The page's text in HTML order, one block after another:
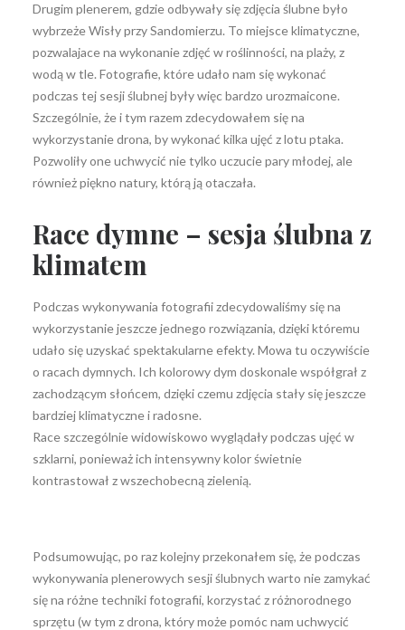
Drugim plenerem, gdzie odbywały się zdjęcia ślubne było
wybrzeże Wisły przy Sandomierzu. To miejsce klimatyczne,
pozwalajace na wykonanie zdjęć w roślinności, na plaży, z
wodą w tle. Fotografie, które udało nam się wykonać
podczas tej sesji ślubnej były więc bardzo urozmaicone.
Szczególnie, że i tym razem zdecydowałem się na
wykorzystanie drona, by wykonać kilka ujęć z lotu ptaka.
Pozwoliły one uchwycić nie tylko uczucie pary młodej, ale
również piękno natury, którą ją otaczała.
Race dymne – sesja ślubna z
klimatem
Podczas wykonywania fotografii zdecydowaliśmy się na
wykorzystanie jeszcze jednego rozwiązania, dzięki któremu
udało się uzyskać spektakularne efekty. Mowa tu oczywiście
o racach dymnych. Ich kolorowy dym doskonale współgrał z
zachodzącym słońcem, dzięki czemu zdjęcia stały się jeszcze
bardziej klimatyczne i radosne.
Race szczególnie widowiskowo wyglądały podczas ujęć w
szklarni, ponieważ ich intensywny kolor świetnie
kontrastował z wszechobecną zielenią.
Podsumowując, po raz kolejny przekonałem się, że podczas
wykonywania plenerowych sesji ślubnych warto nie zamykać
się na różne techniki fotografii, korzystać z różnorodnego
sprzętu (w tym z drona, który może pomóc nam uchwycić